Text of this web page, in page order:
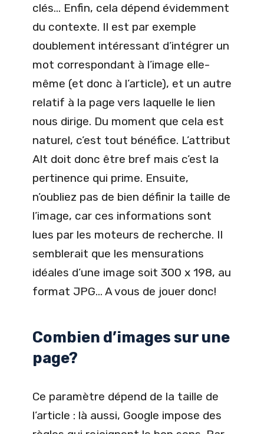
clés… Enfin, cela dépend évidemment
du contexte. Il est par exemple
doublement intéressant d’intégrer un
mot correspondant à l’image elle-
même (et donc à l’article), et un autre
relatif à la page vers laquelle le lien
nous dirige. Du moment que cela est
naturel, c’est tout bénéfice. L’attribut
Alt doit donc être bref mais c’est la
pertinence qui prime. Ensuite,
n’oubliez pas de bien définir la taille de
l’image, car ces informations sont
lues par les moteurs de recherche. Il
semblerait que les mensurations
idéales d’une image soit 300 x 198, au
format JPG… A vous de jouer donc!
Combien d’images sur une
page?
Ce paramètre dépend de la taille de
l’article : là aussi, Google impose des